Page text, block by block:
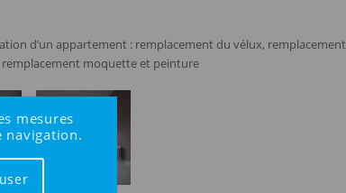
d’un appartement : remplacement du vélux, remplacement
remplacement moquette et peinture
mesures
navigation.